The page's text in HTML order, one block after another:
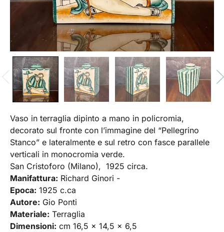
Vaso in terraglia dipinto a mano in policromia,
decorato sul fronte con l’immagine del “Pellegrino
Stanco” e lateralmente e sul retro con fasce parallele
verticali in monocromia verde.
San Cristoforo (Milano), 1925 circa.
Manifattura: Richard Ginori -
Epoca: 1925 c.ca
Autore: Gio Ponti
Materiale: Terraglia
Dimensioni: cm 16,5 x 14,5 x 6,5